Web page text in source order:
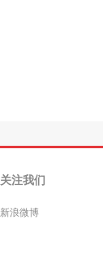
关注我们
新浪微博